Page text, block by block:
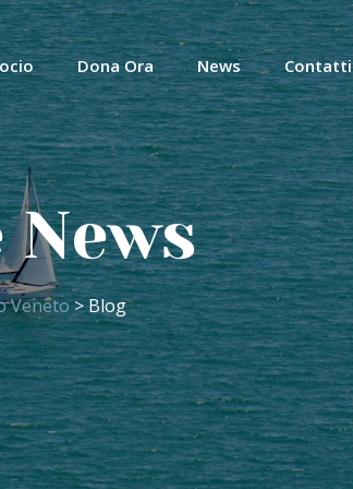
Dona Ora News Contatti
News
Veneto> Blog